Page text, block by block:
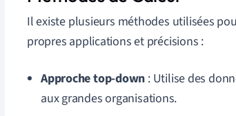
Il existe plusieurs méthodes utilisées
propres applications et précisions :
Approche top-down : Utilise des
aux grandes organisations.